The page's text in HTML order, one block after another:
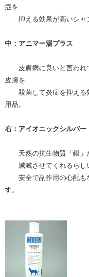
症を
抑える効果が高いシャ
中：アニマー湯プラス
皮膚病に良いと言われ
皮膚を
殺菌して炎症を抑える
用品。
右：アイオニックシルバー
天然の抗生物質「銀」
減滅させてくれるらし
安全で副作用の心配も
す。